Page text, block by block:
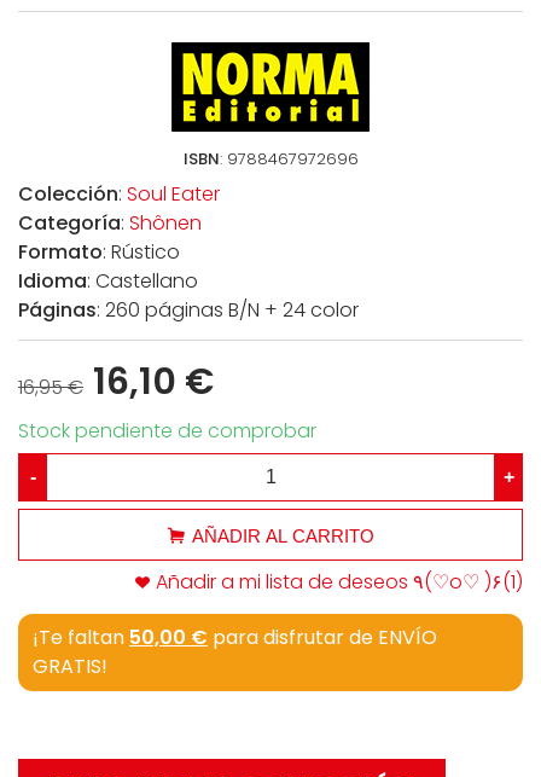
ISBN: 9788467972696
Colección: Soul Eater
Categoría: Shônen
Formato: Rústico
Idioma: Castellano
Páginas: 260 páginas B/N + 24 color
16,95 € 16,10 €
Stock pendiente de comprobar
- +
AÑADIR AL CARRITO
Añadir a mi lista de deseos ٩(♡o♡ )۶(1)
¡Te faltan 50,00 € para disfrutar de ENVÍO
GRATIS!